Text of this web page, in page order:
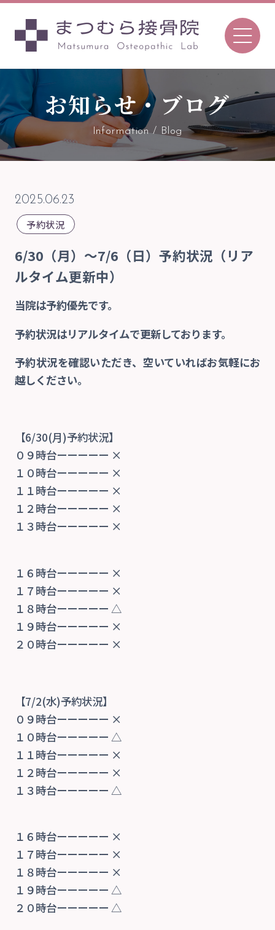
Tel. 096-366-7657
〒862-0970
TEL 096-366-7657 ／FAX 096-366-7657
予約について
院内紹介
交通事故治療
自費
交通アクセス
お知らせ・ブログ
お知らせ・ブログ
Information / Blog
2025.06.23
予約状況
6/30（月）〜7/6（日）予約状況（リア
ルタイム更新中）
当院は予約優先です。
予約状況はリアルタイムで更新しております。
予約状況を確認いただき、空いていればお気軽にお
越しください。
【6/30(月)予約状況】
０９時台ーーーーー ×
１０時台ーーーーー ×
１１時台ーーーーー ×
１２時台ーーーーー ×
１３時台ーーーーー ×
１６時台ーーーーー ×
１７時台ーーーーー ×
１８時台ーーーーー △
１９時台ーーーーー ×
２０時台ーーーーー ×
【7/2(水)予約状況】
０９時台ーーーーー ×
１０時台ーーーーー △
１１時台ーーーーー ×
１２時台ーーーーー ×
１３時台ーーーーー △
１６時台ーーーーー ×
１７時台ーーーーー ×
１８時台ーーーーー ×
１９時台ーーーーー △
２０時台ーーーーー △